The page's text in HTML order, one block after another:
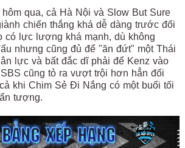
qua, cả Hà Nội và Slow But Sure
chiến thắng khá dễ dàng trước đối
có lực lượng khá mạnh, dù không
nhưng cũng đủ để "ăn đứt" một Thái
lực và bất đắc dĩ phải để Kenz vào
cũng tỏ ra vượt trội hơn hẳn đối
khi Chim Sẻ Đi Nắng có một buổi tối
tượng.